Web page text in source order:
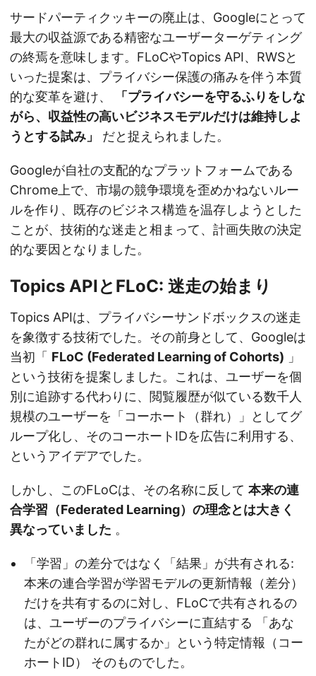
サードパーティクッキーの廃止は、Googleにとって
最大の収益源である精密なユーザーターゲティング
の終焉を意味します。FLoCやTopics API、RWSと
いった提案は、プライバシー保護の痛みを伴う本質
的な変革を避け、
「プライバシーを守るふりをしな
がら、収益性の高いビジネスモデルだけは維持しよ
うとする試み」
だと捉えられました。
Googleが自社の支配的なプラットフォームである
Chrome上で、市場の競争環境を歪めかねないルー
ルを作り、既存のビジネス構造を温存しようとした
ことが、技術的な迷走と相まって、計画失敗の決定
的な要因となりました。
Topics APIとFLoC: 迷走の始まり
Topics APIは、プライバシーサンドボックスの迷走
を象徴する技術でした。その前身として、Googleは
当初「 FLoC (Federated Learning of Cohorts) 」
という技術を提案しました。これは、ユーザーを個
別に追跡する代わりに、閲覧履歴が似ている数千人
規模のユーザーを「コーホート（群れ）」としてグ
ループ化し、そのコーホートIDを広告に利用する、
というアイデアでした。
しかし、このFLoCは、その名称に反して 本来の連
合学習（Federated Learning）の理念とは大きく
異なっていました 。
「学習」の差分ではなく「結果」が共有される:
本来の連合学習が学習モデルの更新情報（差分）
だけを共有するのに対し、FLoCで共有されるの
は、ユーザーのプライバシーに直結する 「あな
たがどの群れに属するか」という特定情報（コー
ホートID） そのものでした。